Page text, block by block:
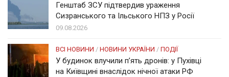
Генштаб ЗСУ підтвердив ураження
Сизранського та Ільського НПЗ у Росії
09.08.2026
ВСІ НОВИНИ / НОВИНИ УКРАЇНИ / ПОДІЇ
У будинок влучили п’ять дронів: у Пухівці
на Київщині внаслідок нічної атаки РФ